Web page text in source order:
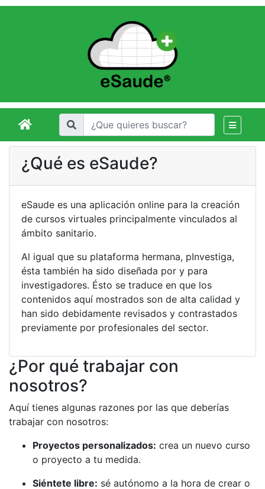
¿Qué es eSaude?
eSaude es una aplicación online para la creación
de cursos virtuales principalmente vinculados al
ámbito sanitario.
Al igual que su plataforma hermana, pInvestiga,
ésta también ha sido diseñada por y para
investigadores. Ésto se traduce en que los
contenidos aquí mostrados son de alta calidad y
han sido debidamente revisados y contrastados
previamente por profesionales del sector.
¿Por qué trabajar con
nosotros?
Aquí tienes algunas razones por las que deberías
trabajar con nosotros:
Proyectos personalizados: crea un nuevo curso
o proyecto a tu medida.
Siéntete libre: sé autónomo a la hora de crear o